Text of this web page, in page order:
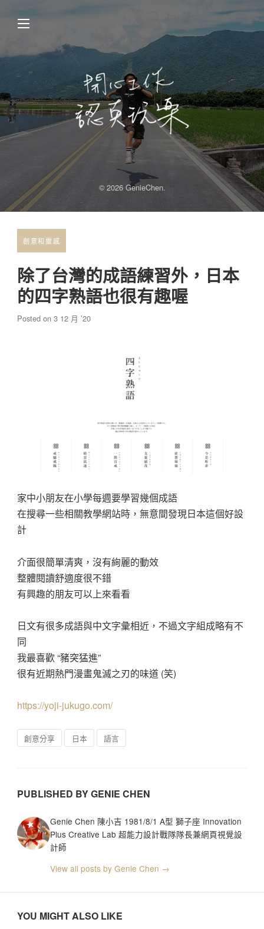
© 2026 GenieChen.
創意和靈感
除了台灣的成語練習外，日本
的四字熟語也很有趣喔
Posted on3 12 月 ’20
家中小朋友在小學每週要學習幾個成語
在搜尋一些相關教學網站時，無意間發現日本這個好設
計
介面很簡單清爽，沒有絢麗的動效
整體閱讀舒適度很不錯
有興趣的朋友可以上來看看
日文有很多成語與中文字彙相近，不過文字組成略有不
同
我最喜歡 “豬突猛進”
很有近期熱門漫畫鬼滅之刃的味道 (笑)
https://yoji-jukugo.com/
創意分享 日本 語言
PUBLISHED BY GENIE CHEN
Genie Chen 陳小吉 1981/8/1 A型 獅子座 Innovation
Plus Creative Lab 超能力設計戰隊隊長兼網頁視覺設
計師
View all posts by Genie Chen →
YOU MIGHT ALSO LIKE